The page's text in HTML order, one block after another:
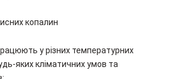
копалин
у різних температурних
яких кліматичних умов та